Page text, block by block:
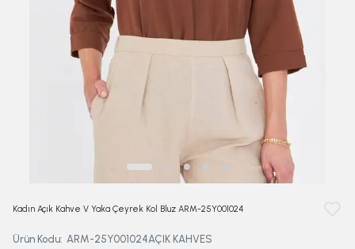
Kadın Açık Kahve V Yaka Çeyrek Kol Bluz ARM-25Y001024
Ürün Kodu: ARM-25Y001024AÇIK KAHVES